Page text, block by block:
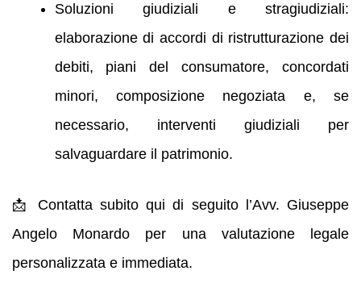
Soluzioni giudiziali e stragiudiziali:
elaborazione di accordi di ristrutturazione dei
debiti, piani del consumatore, concordati
minori, composizione negoziata e, se
necessario, interventi giudiziali per
salvaguardare il patrimonio.
📩 Contatta subito qui di seguito l’Avv. Giuseppe
Angelo Monardo per una valutazione legale
personalizzata e immediata.